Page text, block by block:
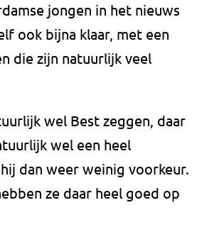
jongen in het nieuws
ook bijna klaar, met een
die zijn natuurlijk veel
wel Best zeggen, daar
wel een heel
dan weer weinig voorkeur.
ze daar heel goed op